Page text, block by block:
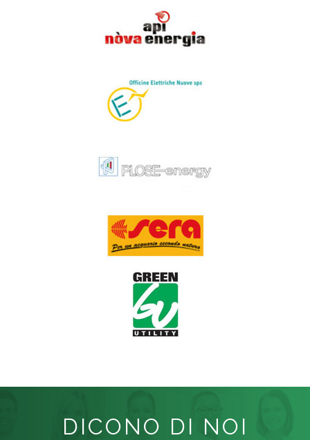
DICONO DI NOI